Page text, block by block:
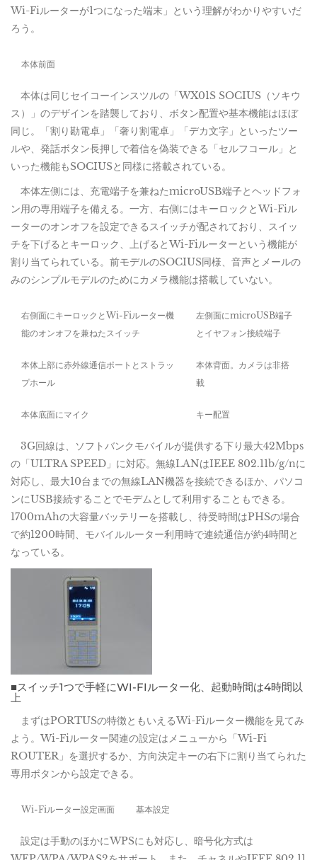
Wi-Fiルーターが1つになった端末」という理解がわかりやすいだ
ろう。
本体前面
本体は同じセイコーインスツルの「WX01S SOCIUS（ソキウ
ス）」のデザインを踏襲しており、ボタン配置や基本機能はほぼ
同じ。「割り勘電卓」「奢り割電卓」「デカ文字」といったツー
ルや、発話ボタン長押しで着信を偽装できる「セルフコール」と
いった機能もSOCIUSと同様に搭載されている。
本体左側には、充電端子を兼ねたmicroUSB端子とヘッドフォ
ン用の専用端子を備える。一方、右側にはキーロックとWi-Fiル
ーターのオンオフを設定できるスイッチが配されており、スイッ
チを下げるとキーロック、上げるとWi-Fiルーターという機能が
割り当てられている。前モデルのSOCIUS同様、音声とメールの
みのシンプルモデルのためにカメラ機能は搭載していない。
右側面にキーロックとWi-Fiルーター機
能のオンオフを兼ねたスイッチ
左側面にmicroUSB端子
とイヤフォン接続端子
本体上部に赤外線通信ポートとストラッ
プホール
本体背面。カメラは非搭
載
本体底面にマイク キー配置
3G回線は、ソフトバンクモバイルが提供する下り最大42Mbps
の「ULTRA SPEED」に対応。無線LANはIEEE 802.11b/g/nに
対応し、最大10台までの無線LAN機器を接続できるほか、パソコ
ンにUSB接続することでモデムとして利用することもできる。
1700mAhの大容量バッテリーを搭載し、待受時間はPHSの場合
で約1200時間、モバイルルーター利用時で連続通信が約4時間と
なっている。
■スイッチ1つで手軽にWI-FIルーター化、起動時間は4時間以
上
まずはPORTUSの特徴ともいえるWi-Fiルーター機能を見てみ
よう。Wi-Fiルーター関連の設定はメニューから「Wi-Fi
ROUTER」を選択するか、方向決定キーの右下に割り当てられた
専用ボタンから設定できる。
Wi-Fiルーター設定画面 基本設定
設定は手動のほかにWPSにも対応し、暗号化方式は